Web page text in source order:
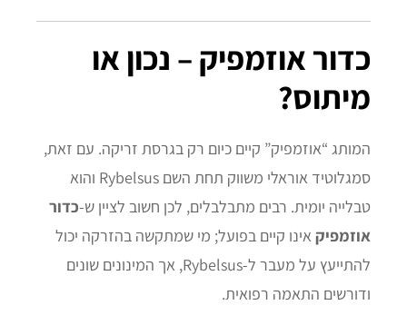
כדור אוזמפיק – נכון או
מיתוס?
המותג “אוזמפיק” קיים כיום רק בגרסת זריקה. עם זאת,
סמגלוטיד אוראלי משווק תחת השם Rybelsus והוא
טבלייה יומית. רבים מתבלבלים, לכן חשוב לציין ש‑כדור
אוזמפיקאינו קיים בפועל; מי שמתקשה בהזרקה יכול
להתייעץ על מעבר ל‑Rybelsus, אך המינונים שונים
ודורשים התאמה רפואית.